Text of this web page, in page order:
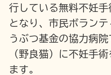
行している無料不妊
となり、市民ボラン
うぶつ基金の協力病
（野良猫）に不妊手
ます。